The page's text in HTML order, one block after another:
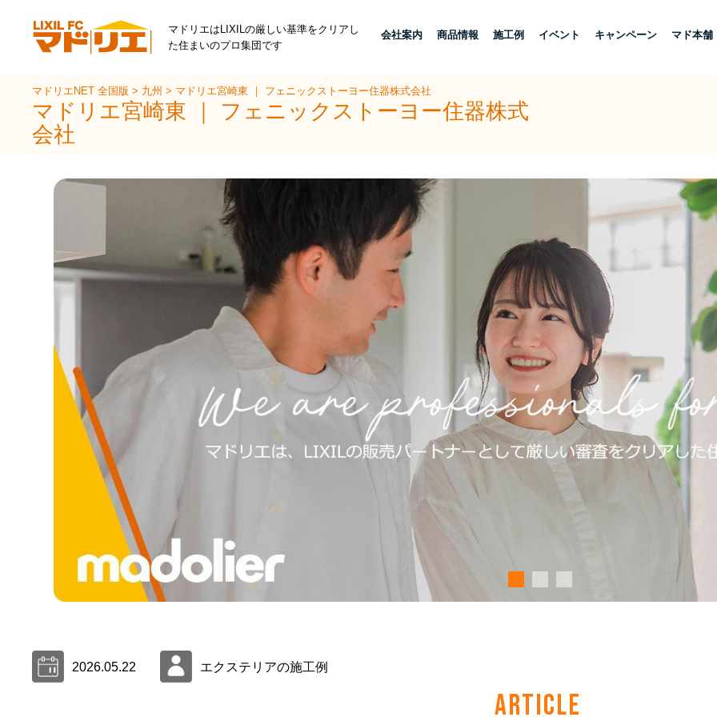
マドリエはLIXILの厳しい基準をクリアし
た住まいのプロ集団です
会社案内 商品情報 施工例 イベント キャンペーン マド本舗
マドリエNET 全国版> 九州> マドリエ宮崎東 ｜ フェニックストーヨー住器株式会社
マドリエ宮崎東 ｜ フェニックストーヨー住器株式
会社
2026.05.22 エクステリアの施工例
ARTICLE